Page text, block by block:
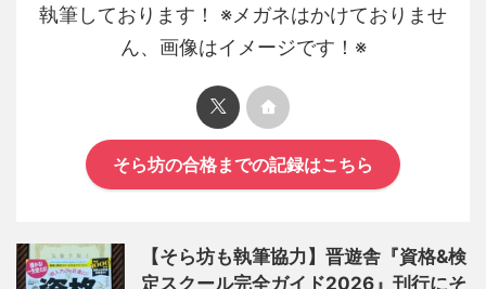
執筆しております！ ※メガネはかけておりませ
ん、画像はイメージです！※
そら坊の合格までの記録はこちら
【そら坊も執筆協力】晋遊舎『資格&検
定スクール完全ガイド2026』刊行にそ